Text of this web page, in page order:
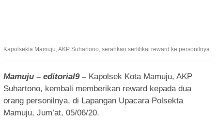
Kapolsekta Mamuju, AKP Suhartono, serahkan sertifikat reward ke personilnya.
Mamuju – editorial9 – Kapolsek Kota Mamuju, AKP
Suhartono, kembali memberikan reward kepada dua
orang personilnya, di Lapangan Upacara Polsekta
Mamuju, Jum’at, 05/06/20.